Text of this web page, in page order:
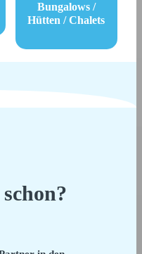
Bungalows /
Hütten / Chalets